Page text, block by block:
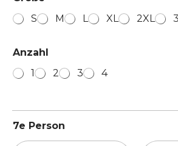
S
M L XL 2XL
Anzahl
1
2 3 4
7e Person